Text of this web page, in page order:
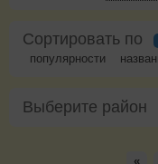
Сортировать по
популярности
Выберите район
«